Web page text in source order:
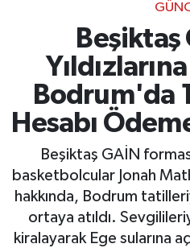
Bodrum'da
Hesabı
Beşiktaş GAİN
basketbolcular Jonah
hakkında, Bodrum
ortaya atıldı.
kiralayarak Ege sularına